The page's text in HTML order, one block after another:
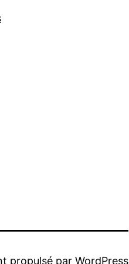
propulsé par WordPress